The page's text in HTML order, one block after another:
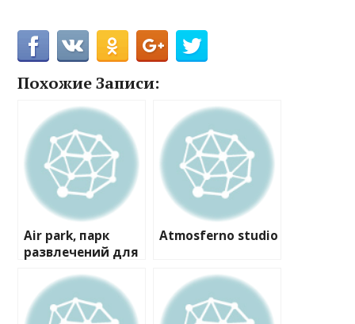
Похожие Записи:
Air park, парк
развлечений для
Atmosferno studio